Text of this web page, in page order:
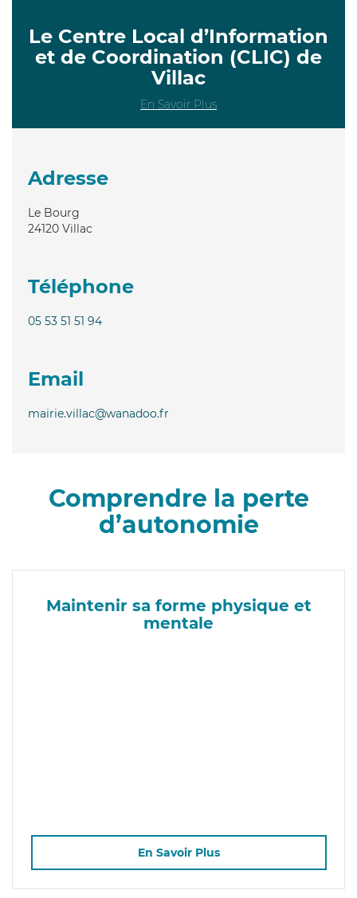
Le Centre Local d’Information
et de Coordination (CLIC) de
Villac
En Savoir Plus
Adresse
Le Bourg
24120 Villac
Téléphone
05 53 51 51 94
Email
mairie.villac@wanadoo.fr
Comprendre la perte
d’autonomie
Maintenir sa forme physique et
mentale
En Savoir Plus